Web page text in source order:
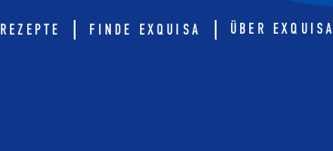
REZEPTE FINDE EXQUISA ÜBER EXQUISA